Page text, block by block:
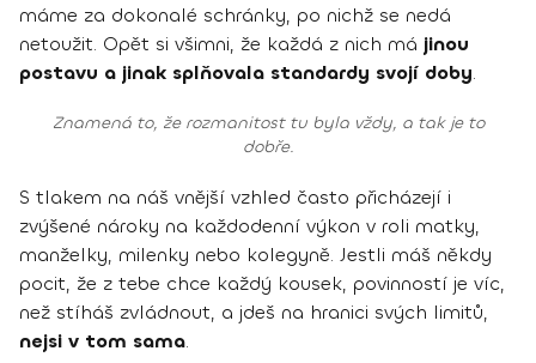
máme za dokonalé schránky, po nichž se nedá
netoužit. Opět si všimni, že každá z nich má jinou
postavu a jinak splňovala standardy svojí doby.
Znamená to, že rozmanitost tu byla vždy, a tak je to
dobře.
S tlakem na náš vnější vzhled často přicházejí i
zvýšené nároky na každodenní výkon v roli matky,
manželky, milenky nebo kolegyně. Jestli máš někdy
pocit, že z tebe chce každý kousek, povinností je víc,
než stíháš zvládnout, a jdeš na hranici svých limitů,
nejsi v tom sama.